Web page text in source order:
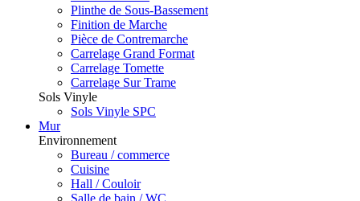
Plinthe de Sous-Bassement
Finition de Marche
Pièce de Contremarche
Carrelage Grand Format
Carrelage Tomette
Carrelage Sur Trame
Sols Vinyle
Sols Vinyle SPC
Mur
Environnement
Bureau / commerce
Cuisine
Hall / Couloir
Salle de bain / WC